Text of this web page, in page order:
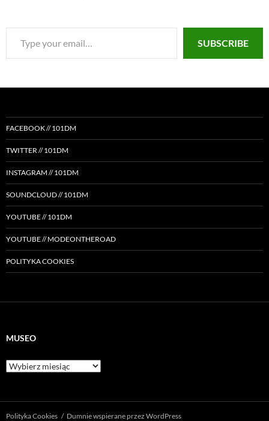
SUBSCRIBE
FACEBOOK // 101DM
TWITTER // 101DM
INSTAGRAM // 101DM
SOUNDCLOUD // 101DM
YOUTUBE // 101DM
YOUTUBE // MODEONTHEROAD
POLITYKA COOKIES
MUSEO
Museo
Polityka Cookies Dumnie wspierane przez WordPress